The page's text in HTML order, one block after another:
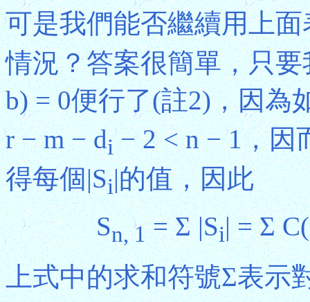
可是我們能否繼續用上面
情況？答案很簡單，只要
b) = 0便行了(註2)，因為
r − m − di− 2 < n − 1，因
得每個|Si|的值，因此
Sn, 1= Σ |Si| = Σ
上式中的求和符號Σ表示